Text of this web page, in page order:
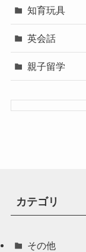
知育玩具
英会話
親子留学
カテゴリ
その他